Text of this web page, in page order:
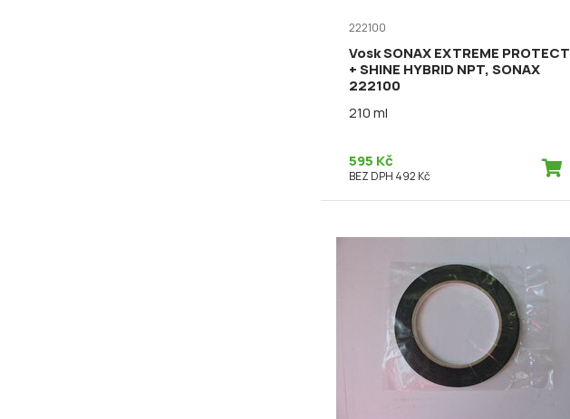
222100
Vosk SONAX EXTREME PROTECT
+ SHINE HYBRID NPT, SONAX
222100
210 ml
595 Kč
BEZ DPH 492 Kč